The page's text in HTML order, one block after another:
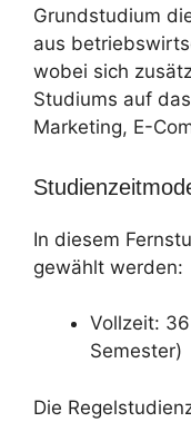
Grundstudium
aus
wobei sich
Studiums auf
Marketing, E-
In diesem
gewählt werden:
Vollzeit:
Semester)
Die